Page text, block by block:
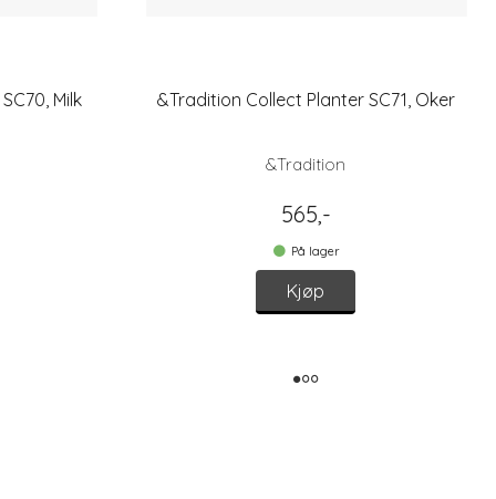
Milk &Tradition Collect Planter SC71, Oker
&Tradition
565,-
På lager
Kjøp